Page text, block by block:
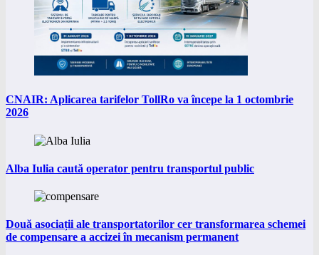
CNAIR: Aplicarea tarifelor TollRo va începe la 1 octombrie
2026
Alba Iulia caută operator pentru transportul public
Două asociații ale transportatorilor cer transformarea schemei
de compensare a accizei în mecanism permanent